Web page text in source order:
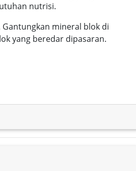
nutrisi.
Gantungkan mineral blok di
yang beredar dipasaran.